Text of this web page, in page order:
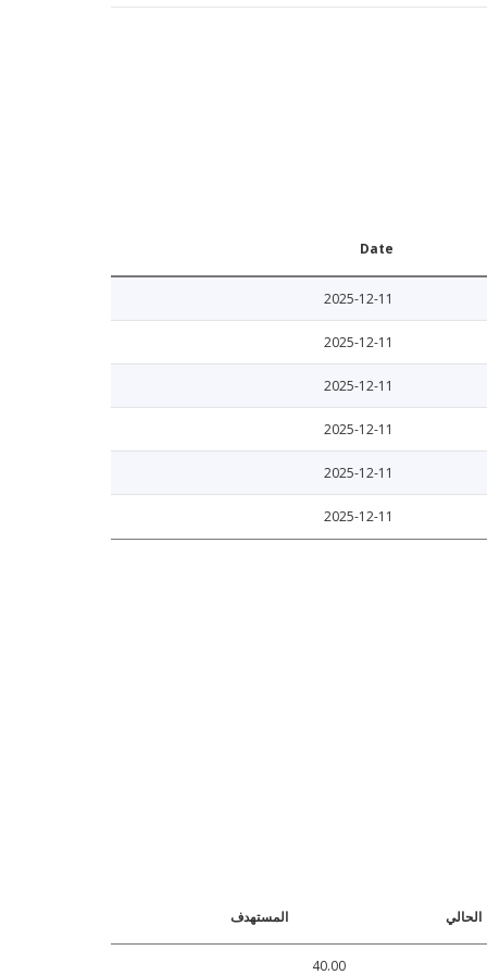
Date
2025-12-11
2025-12-11
2025-12-11
2025-12-11
2025-12-11
2025-12-11
الحالي المستهدف
40.00